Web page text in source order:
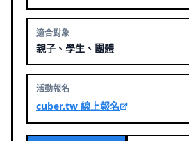
適合對象
親子、學生、團體
活動報名
cuber.tw 線上報名